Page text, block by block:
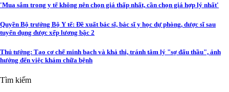
'Mua sắm trong y tế không nên chọn giá thấp nhất, cần chọn giá hợp lý nhất'
Quyền Bộ trưởng Bộ Y tế: Đề xuất bác sĩ, bác sĩ y học dự phòng, dược sĩ sau
tuyển dụng được xếp lương bậc 2
Thủ tướng: Tạo cơ chế minh bạch và khả thi, tránh tâm lý "sợ đấu thầu", ảnh
hưởng đến việc khám chữa bệnh
Tìm kiếm